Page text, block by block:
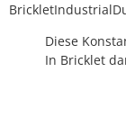
Diese
In Bricklet